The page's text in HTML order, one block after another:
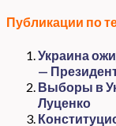
Публикации по
Украина
—
Выборы в
Луценко